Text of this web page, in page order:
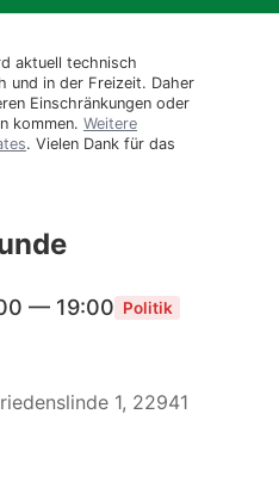
aktuell technisch
und in der Freizeit. Daher
Einschränkungen oder
kommen. Weitere
. Vielen Dank für das
— 19:00 Politik
1, 22941